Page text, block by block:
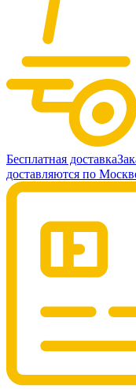
Бесплатная доставка
доставляются по